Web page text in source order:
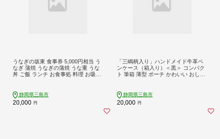
うなぎの坂東 食事券 5,000円相当 う
なぎ 蒲焼 うなぎの蒲焼 うな重 うな
丼 ご飯 ランチ お食事処 料理 お吸い
静岡県三島市
20,000 円
「三嶋柄入り」ハンドメイド牛革ペ
ンケース（箱入り）＜黒＞ コンパク
ト 筆箱 薄型 ポーチ かわいい おしゃ
静岡県三島市
20,000 円